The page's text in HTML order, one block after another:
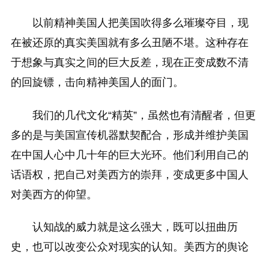
以前精神美国人把美国吹得多么璀璨夺目，现
在被还原的真实美国就有多么丑陋不堪。这种存在
于想象与真实之间的巨大反差，现在正变成数不清
的回旋镖，击向精神美国人的面门。
我们的几代文化“精英”，虽然也有清醒者，但更
多的是与美国宣传机器默契配合，形成并维护美国
在中国人心中几十年的巨大光环。他们利用自己的
话语权，把自己对美西方的崇拜，变成更多中国人
对美西方的仰望。
认知战的威力就是这么强大，既可以扭曲历
史，也可以改变公众对现实的认知。美西方的舆论